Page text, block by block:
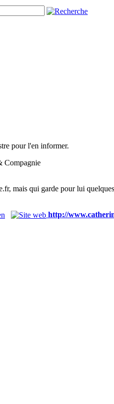
pour l'en informer.
Compagnie
mais qui garde pour lui
http://